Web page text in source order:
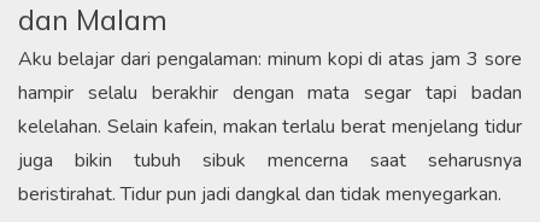
dan Malam
Aku belajar dari pengalaman: minum kopi di atas jam 3 sore
hampir selalu berakhir dengan mata segar tapi badan
kelelahan. Selain kafein, makan terlalu berat menjelang tidur
juga bikin tubuh sibuk mencerna saat seharusnya
beristirahat. Tidur pun jadi dangkal dan tidak menyegarkan.